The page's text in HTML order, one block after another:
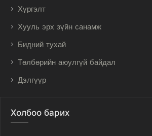
Хүргэлт
Хууль эрх зүйн санамж
Бидний тухай
Төлбөрийн аюулгүй байдал
Дэлгүүр
Холбоо барих